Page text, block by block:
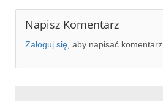
Napisz Komentarz
Zaloguj się , aby napisać komentarz